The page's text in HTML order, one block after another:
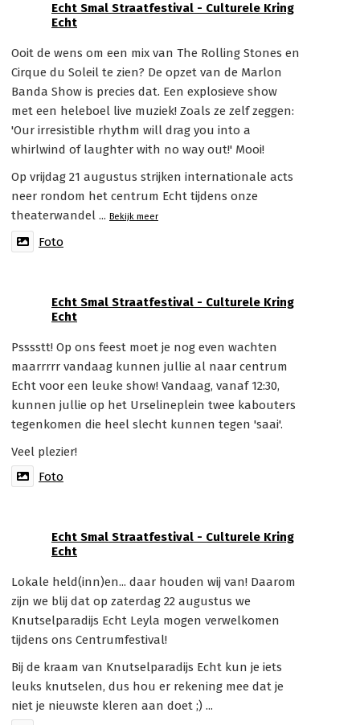
Echt Smal Straatfestival - Culturele Kring
Echt
Ooit de wens om een mix van The Rolling Stones en
Cirque du Soleil te zien? De opzet van de Marlon
Banda Show is precies dat. Een explosieve show
met een heleboel live muziek! Zoals ze zelf zeggen:
'Our irresistible rhythm will drag you into a
whirlwind of laughter with no way out!' Mooi!
Op vrijdag 21 augustus strijken internationale acts
neer rondom het centrum Echt tijdens onze
theaterwandel ... Bekijk meer
Foto
Echt Smal Straatfestival - Culturele Kring
Echt
Psssstt! Op ons feest moet je nog even wachten
maarrrrr vandaag kunnen jullie al naar centrum
Echt voor een leuke show! Vandaag, vanaf 12:30,
kunnen jullie op het Urselineplein twee kabouters
tegenkomen die heel slecht kunnen tegen 'saai'.
Veel plezier!
Foto
Echt Smal Straatfestival - Culturele Kring
Echt
Lokale held(inn)en... daar houden wij van! Daarom
zijn we blij dat op zaterdag 22 augustus we
Knutselparadijs Echt Leyla mogen verwelkomen
tijdens ons Centrumfestival!
Bij de kraam van Knutselparadijs Echt kun je iets
leuks knutselen, dus hou er rekening mee dat je
niet je nieuwste kleren aan doet ;) ...